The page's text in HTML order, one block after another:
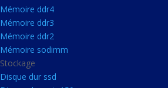
Mémoire ddr4
Mémoire ddr3
Mémoire ddr2
Mémoire sodimm
Stockage
Disque dur ssd